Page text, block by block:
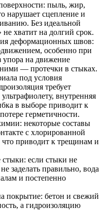
пыль, жир,
нарушает сцепление и
Без идеальной
хватит на долгий срок.
деформационных швов:
особенно при
упора на движение
— протечки в стыках.
под условия
требует
внутренняя
в выборе приводит к
герметичности.
некоторые составы
с хлорированной
приводит к трещинам и
если стыки не
заделать правильно, вода
и постепенно
покрытие: бетон и свежий
а гидроизоляцию